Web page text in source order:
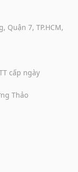
Quận 7, TP.HCM,
cấp ngày
Thảo